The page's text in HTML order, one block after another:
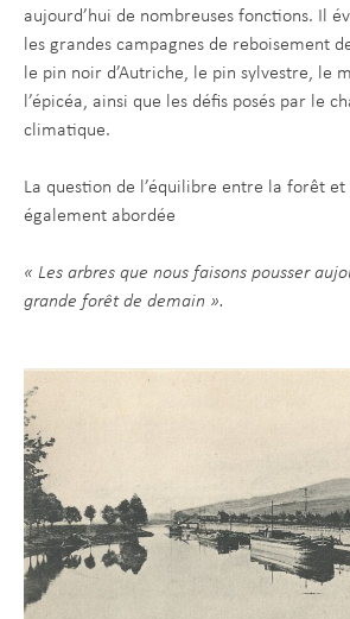
aujourd’hui de nombreuses fonctions. Il
les grandes campagnes de reboisement
le pin noir d’Autriche, le pin sylvestre, le
l’épicéa, ainsi que les défis posés par le
climatique.
La question de l’équilibre entre la forêt
également abordée
« Les arbres que nous faisons pousser
grande forêt de demain ».